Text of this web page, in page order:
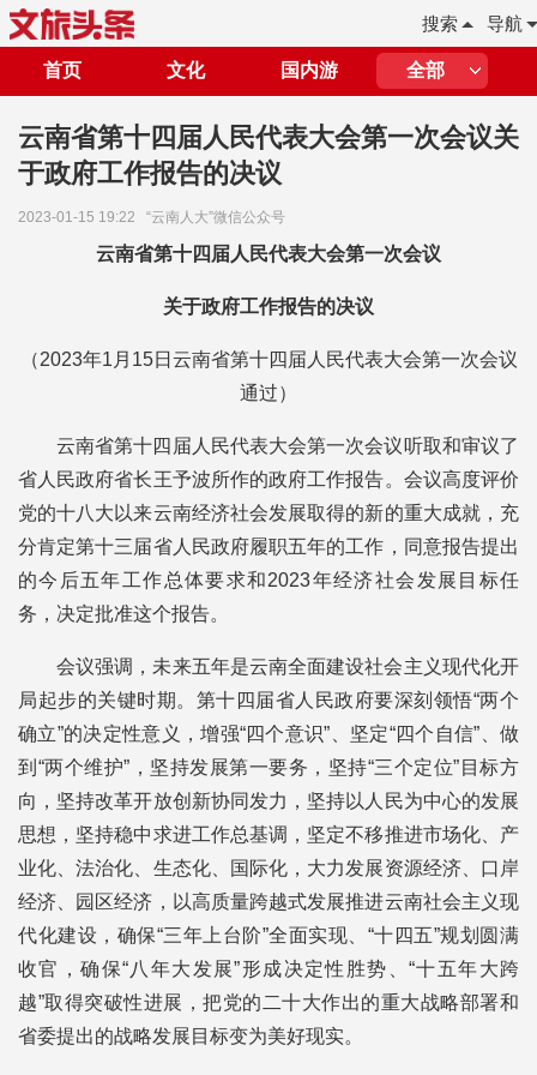
导航
搜索
首页 文化 国内游 全部
​云南省第十四届人民代表大会第一次会议关
于政府工作报告的决议
2023-01-15 19:22 “云南人大”微信公众号
云南省第十四届人民代表大会第一次会议
关于政府工作报告的决议
（2023年1月15日云南省第十四届人民代表大会第一次会议
通过）
云南省第十四届人民代表大会第一次会议听取和审议了
省人民政府省长王予波所作的政府工作报告。会议高度评价
党的十八大以来云南经济社会发展取得的新的重大成就，充
分肯定第十三届省人民政府履职五年的工作，同意报告提出
的今后五年工作总体要求和2023年经济社会发展目标任
务，决定批准这个报告。
会议强调，未来五年是云南全面建设社会主义现代化开
局起步的关键时期。第十四届省人民政府要深刻领悟“两个
确立”的决定性意义，增强“四个意识”、坚定“四个自信”、做
到“两个维护”，坚持发展第一要务，坚持“三个定位”目标方
向，坚持改革开放创新协同发力，坚持以人民为中心的发展
思想，坚持稳中求进工作总基调，坚定不移推进市场化、产
业化、法治化、生态化、国际化，大力发展资源经济、口岸
经济、园区经济，以高质量跨越式发展推进云南社会主义现
代化建设，确保“三年上台阶”全面实现、“十四五”规划圆满
收官，确保“八年大发展”形成决定性胜势、“十五年大跨
越”取得突破性进展，把党的二十大作出的重大战略部署和
省委提出的战略发展目标变为美好现实。